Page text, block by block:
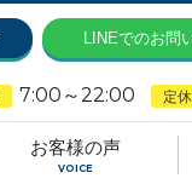
LINEでのお問
7:00～22:00 定
お客様の声
VOICE